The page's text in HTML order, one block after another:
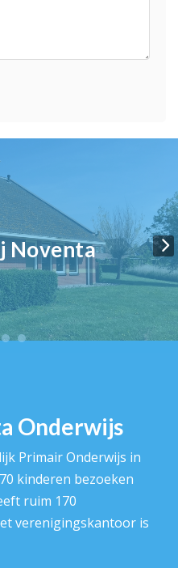
Noventa
Onderwijs
Primair Onderwijs in
kinderen bezoeken
ruim 170
verenigingskantoor is